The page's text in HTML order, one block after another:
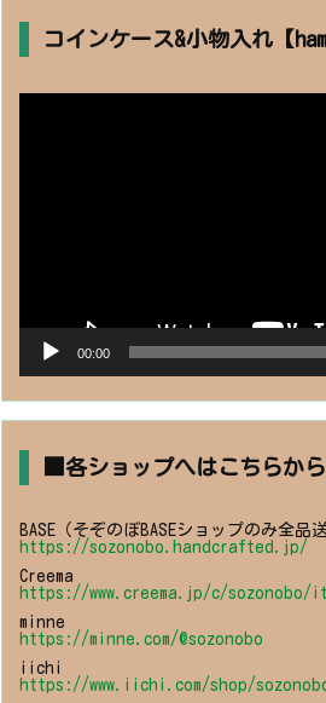
コインケース&小物入れ【
00:00
■各ショップへはこちらから
BASE（そぞのぼBASEショップのみ全品
https://sozonobo.handcrafted.jp/
Creema
https://www.creema.jp/c/sozonobo/
minne
https://minne.com/@sozonobo
iichi
https://www.iichi.com/shop/